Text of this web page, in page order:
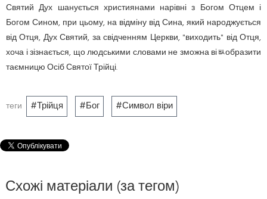
Святий Дух шанується християнами нарівні з Богом Отцем і
Богом Сином, при цьому, на відміну від Сина, який народжується
від Отця, Дух Святий, за свідченням Церкви, "виходить" від Отця,
хоча і зізнається, що людськими словами не зможна віﾴобразити
таємницю Осіб Святої Трійці.
теги Трійця Бог Символ віри
Схожі матеріали (за тегом)